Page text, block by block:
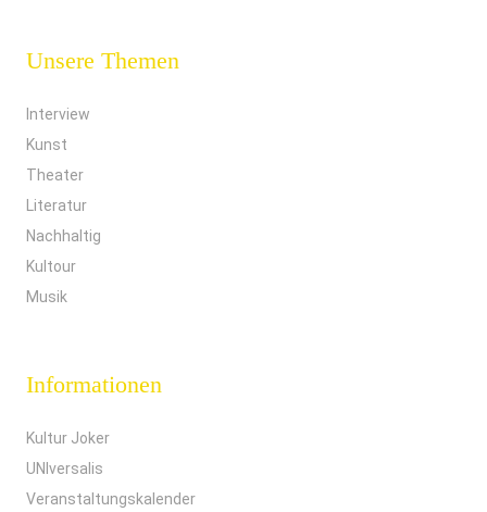
Unsere Themen
Interview
Kunst
Theater
Literatur
Nachhaltig
Kultour
Musik
Informationen
Kultur Joker
UNIversalis
Veranstaltungskalender